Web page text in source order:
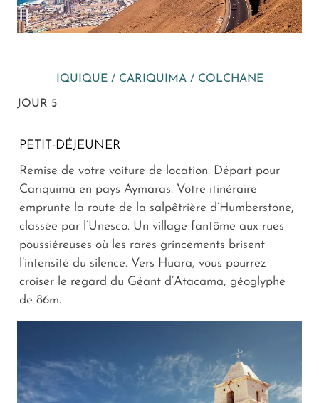
IQUIQUE / CARIQUIMA / COLCHANE
JOUR 5
PETIT-DÉJEUNER
Remise de votre voiture de location. Départ pour
Cariquima en pays Aymaras. Votre itinéraire
emprunte la route de la salpêtrière d’Humberstone,
classée par l’Unesco. Un village fantôme aux rues
poussiéreuses où les rares grincements brisent
l’intensité du silence. Vers Huara, vous pourrez
croiser le regard du Géant d’Atacama, géoglyphe
de 86m.